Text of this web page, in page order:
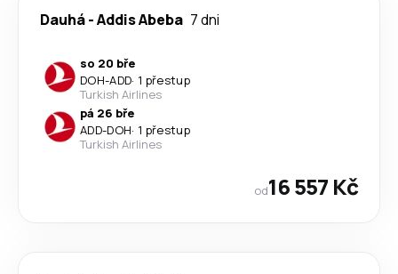
Dauhá-Addis Abeba 7 dni
so 20 bře
DOH-ADD· 1 přestup
Turkish Airlines
pá 26 bře
ADD-DOH· 1 přestup
Turkish Airlines
od16 557 Kč